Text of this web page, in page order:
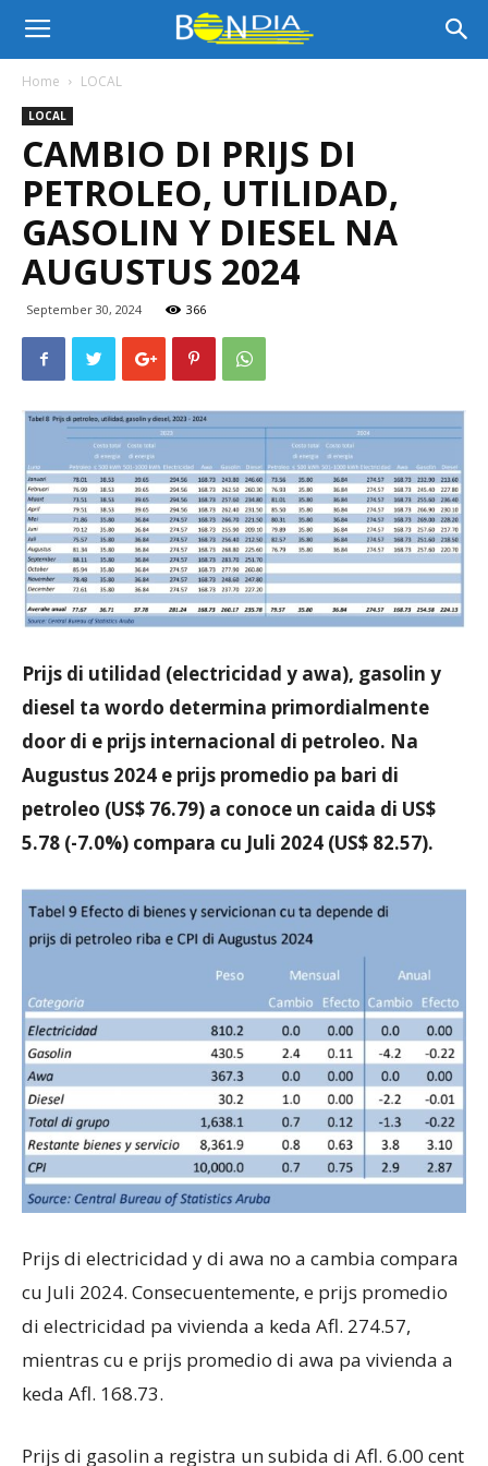
Bon
Dia
Aruba
Aruba
Home LOCAL
LOCAL
CAMBIO DI PRIJS DI
PETROLEO, UTILIDAD,
GASOLIN Y DIESEL NA
AUGUSTUS 2024
September 30, 2024 366
Prijs di utilidad (electricidad y awa), gasolin y
diesel ta wordo determina primordialmente
door di e prijs internacional di petroleo. Na
Augustus 2024 e prijs promedio pa bari di
petroleo (US$ 76.79) a conoce un caida di US$
5.78 (-7.0%) compara cu Juli 2024 (US$ 82.57).
Prijs di electricidad y di awa no a cambia compara
cu Juli 2024. Consecuentemente, e prijs promedio
di electricidad pa vivienda a keda Afl. 274.57,
mientras cu e prijs promedio di awa pa vivienda a
keda Afl. 168.73.
Prijs di gasolin a registra un subida di Afl. 6.00 cent